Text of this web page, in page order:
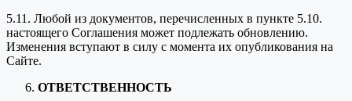
5.11. Любой из документов, перечисленных в пункте 5.10.
настоящего Соглашения может подлежать обновлению.
Изменения вступают в силу с момента их опубликования на
Сайте.
ОТВЕТСТВЕННОСТЬ